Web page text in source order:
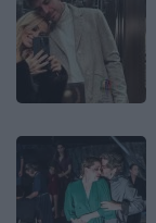
Image